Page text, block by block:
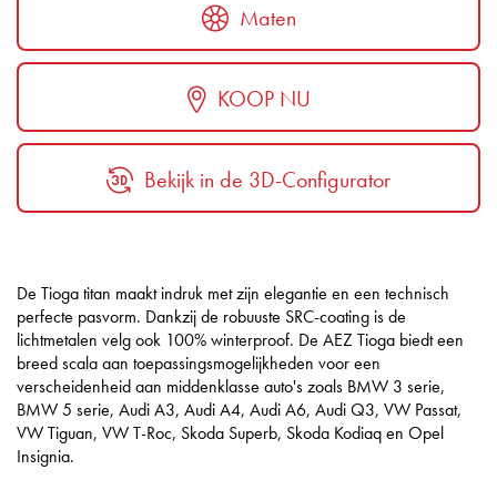
Maten
KOOP NU
Bekijk in de 3D-Configurator
De Tioga titan maakt indruk met zijn elegantie en een technisch
perfecte pasvorm. Dankzij de robuuste SRC-coating is de
lichtmetalen velg ook 100% winterproof. De AEZ Tioga biedt een
breed scala aan toepassingsmogelijkheden voor een
verscheidenheid aan middenklasse auto's zoals BMW 3 serie,
BMW 5 serie, Audi A3, Audi A4, Audi A6, Audi Q3, VW Passat,
VW Tiguan, VW T-Roc, Skoda Superb, Skoda Kodiaq en Opel
Insignia.